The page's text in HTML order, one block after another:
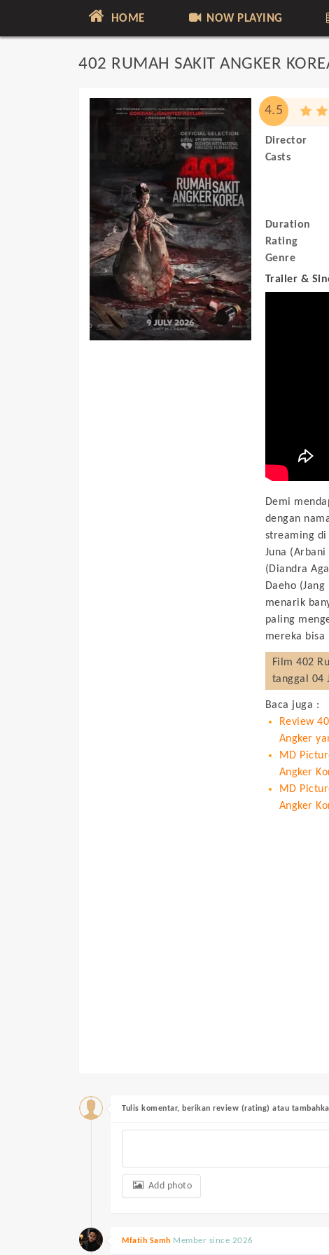
HOME NOW PLAYING
402 RUMAH SAKIT ANGKER
4.5
Director
Casts
Duration
Rating
Genre
Trailer &
Demi
dengan
streaming di
Juna
(Diandra
Daeho
menarik
paling
mereka bisa
Film 402
tanggal 04
Baca juga :
Review
Angker
MD
Angker
MD
Angker
Tulis komentar, berikan review (rating) atau
Add photo
Mfatih Samh Member since 2026